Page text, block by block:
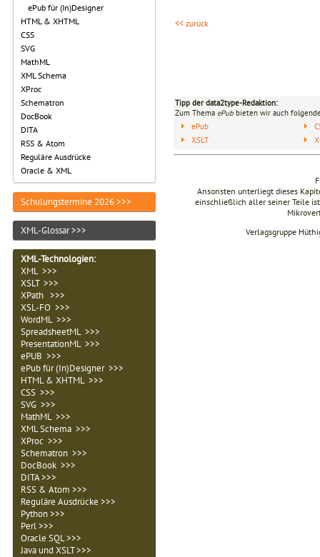
ePub für (In)Designer
HTML & XHTML
CSS
SVG
MathML
XML Schema
XProc
Schematron
DocBook
DITA
RSS & Atom
Reguläre Ausdrücke
Oracle & XML
Schulungstermine 2026 >>>
XML-Glossar >>>
XML-Technologien:
XML >>>
XSLT >>>
XPath >>>
XSL-FO >>>
WordML >>>
SpreadsheetML >>>
PresentationML >>>
ePUB >>>
ePub für (In)Designer >>>
HTML & XHTML >>>
CSS >>>
SVG >>>
MathML >>>
XML Schema >>>
XProc >>>
Schematron >>>
DocBook >>>
DITA >>>
RSS & Atom >>>
Reguläre Ausdrücke >>>
Python >>>
Perl >>>
Oracle SQL >>>
Java und XSLT >>>
<< zurück
Tipp der data2type-Redaktion:
Zum Thema ePub bieten wir auch
ePub
XSLT
Ansonsten unterliegt dieses
einschließlich aller seiner Teile
Verlagsgruppe